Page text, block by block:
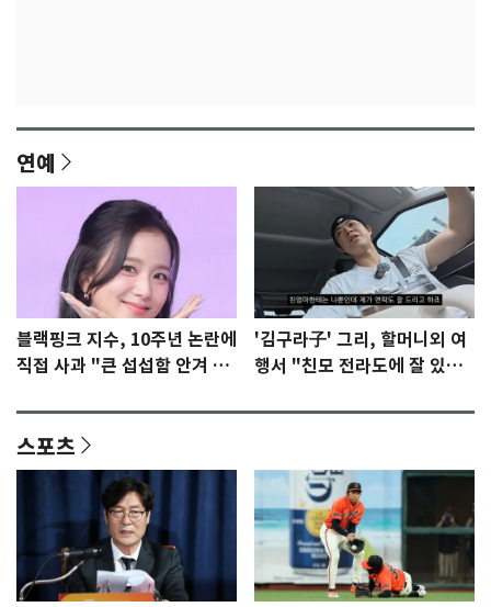
연예
블랙핑크 지수, 10주년 논란에
직접 사과 "큰 섭섭함 안겨 미
'김구라子' 그리, 할머니외 여
행서 "친모 전라도에 잘 있
스포츠